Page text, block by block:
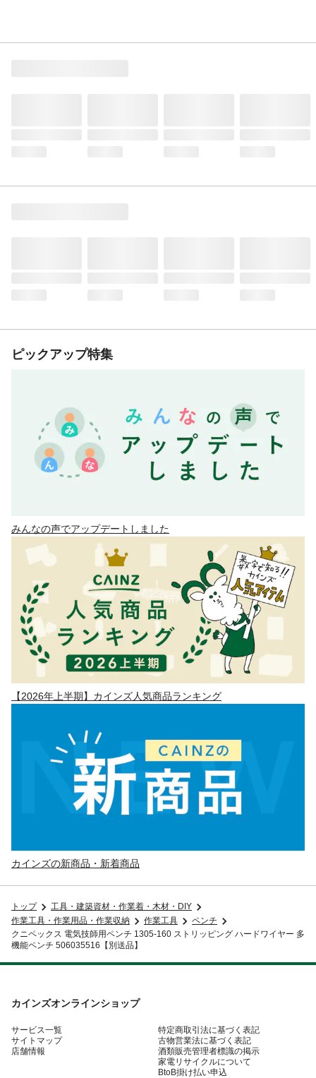
ピックアップ特集
みんなの声でアップデートしました
【2026年上半期】カインズ人気商品ランキング
カインズの新商品・新着商品
トップ
工具・建築資材・作業着・木材・DIY
作業工具・作業用品・作業収納
作業工具
ペンチ
クニペックス 電気技師用ペンチ 1305-160 ストリッピング ハードワイヤー 多
機能ペンチ 506035516【別送品】
カインズオンラインショップ
サービス一覧
サイトマップ
店舗情報
特定商取引法に基づく表記
古物営業法に基づく表記
酒類販売管理者標識の掲示
家電リサイクルについて
BtoB掛け払い申込